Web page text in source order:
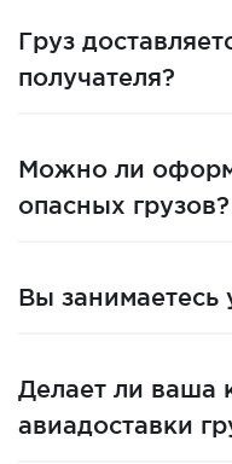
Груз
получателя?
Можно ли
опасных грузов?
Вы занимаетесь
Делает ли ваша
авиадоставки